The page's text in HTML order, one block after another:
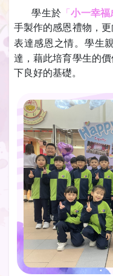
學生於 「小一幸福
手製作的感恩禮物，
表達感恩之情。學生
達，藉此培育學生的
下良好的基礎。